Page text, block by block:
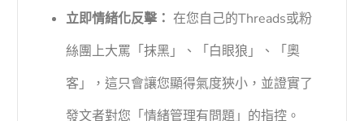
立即情緒化反擊： 在您自己的Threads或粉
絲團上大罵「抹黑」、「白眼狼」、「奧
客」，這只會讓您顯得氣度狹小，並證實了
發文者對您「情緒管理有問題」的指控。